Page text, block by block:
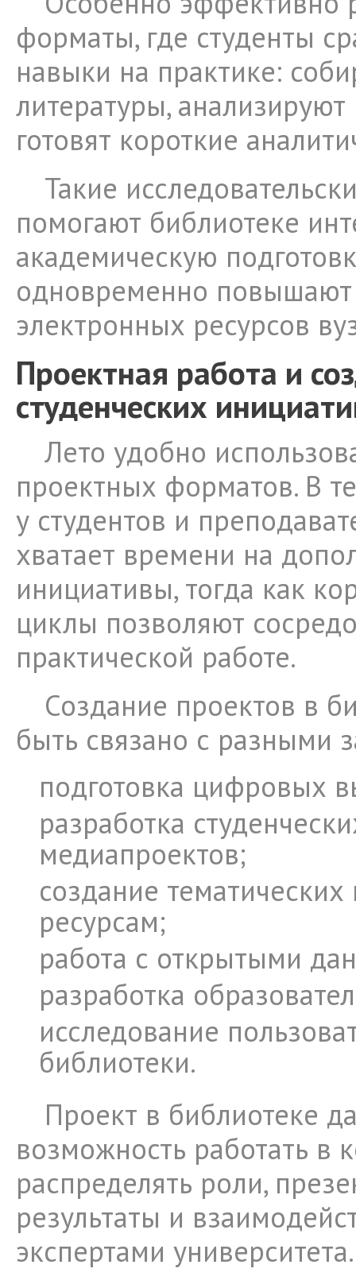
форматы, где студенты
навыки на практике:
литературы,
готовят короткие
Такие
помогают библиотеке
академическую
одновременно повышают
электронных ресурсов
Проектная работа и
студенческих
Лето удобно
проектных форматов. В
у студентов и
хватает времени на
инициативы, тогда как
циклы позволяют
практической работе.
Создание проектов в
быть связано с разными
подготовка цифровых
разработка
медиапроектов;
создание
ресурсам;
работа с открытыми
разработка
исследование
библиотеки.
Проект в библиотеке
возможность работать в
распределять роли,
результаты и
экспертами университета.